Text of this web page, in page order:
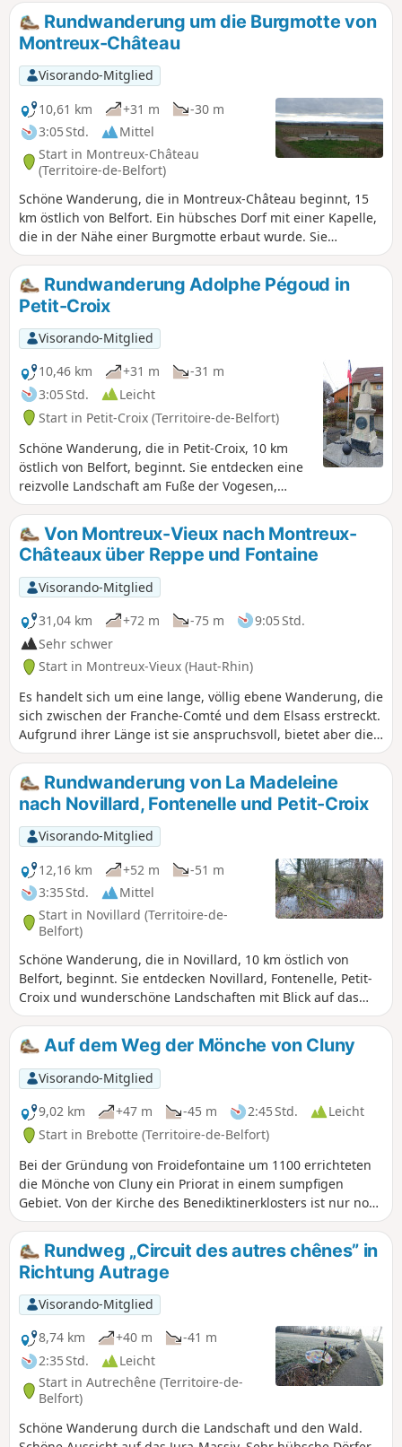
Rundwanderung um die Burgmotte von
Montreux-Château
Visorando-Mitglied
10,61 km
+31 m
-30 m
3:05 Std.
Mittel
Start in Montreux-Château
(Territoire-de-Belfort)
Schöne Wanderung, die in Montreux-Château beginnt, 15
km östlich von Belfort. Ein hübsches Dorf mit einer Kapelle,
die in der Nähe einer Burgmotte erbaut wurde. Sie
entdecken eine ländliche Landschaft mit Blick auf den
Schweizer Jura. Die Wanderung führt an der Stelle vorbei,
an der Adolphe Pégoud, ein Fliegerass, 1915 abgeschossen
wurde. Diese Wanderung ist markiert.
Rundwanderung Adolphe Pégoud in
Petit-Croix
Visorando-Mitglied
10,46 km
+31 m
-31 m
3:05 Std.
Leicht
Start in Petit-Croix (Territoire-de-Belfort)
Schöne Wanderung, die in Petit-Croix, 10 km
östlich von Belfort, beginnt. Sie entdecken eine
reizvolle Landschaft am Fuße der Vogesen,
vorbei an den Dörfern Cunelières und
Foussemagne. Die Wanderung führt an der
Stelle vorbei, an der Adolphe Pégoud, ein
Fliegerass, 1915 abgeschossen wurde. Im
Zentrum des Dorfes sehen Sie auch das ihm
gewidmete Denkmal. Die Wanderung ist
ausgeschildert.
Von Montreux-Vieux nach Montreux-
Châteaux über Reppe und Fontaine
Visorando-Mitglied
31,04 km
+72 m -75 m
9:05 Std.
Sehr schwer
Start in Montreux-Vieux (Haut-Rhin)
Es handelt sich um eine lange, völlig ebene Wanderung, die
sich zwischen der Franche-Comté und dem Elsass erstreckt.
Aufgrund ihrer Länge ist sie anspruchsvoll, bietet aber die
Möglichkeit, viele Sehenswürdigkeiten zu entdecken, wie
die Teiche von La Marnière und Belle Île, die Kapelle Notre-
Dame de Bellefontaine, die Linde von Turenne, die Kirche
von Petit-Croix und schließlich die Kapelle Sainte-Catherine
sowie den Burghügel von Montreux-Château. Die gesamte
Wanderung führt abwechselnd durch Wald, Dörfer und die
Landschaft.
Rundwanderung von La Madeleine
nach Novillard, Fontenelle und Petit-Croix
Visorando-Mitglied
12,16 km
+52 m
-51 m
3:35 Std.
Mittel
Start in Novillard (Territoire-de-
Belfort)
Schöne Wanderung, die in Novillard, 10 km östlich von
Belfort, beginnt. Sie entdecken Novillard, Fontenelle, Petit-
Croix und wunderschöne Landschaften mit Blick auf das
Schweizer Jura und die Vogesen. Sie wandern am Ufer der
Madeleine entlang, inmitten des Unterholzes. Die
Wanderung führt an der Stelle vorbei, an der Adolphe
Pégoud, ein Fliegerass, 1915 abgeschossen wurde. Diese
Wanderung ist ausgeschildert.
Auf dem Weg der Mönche von Cluny
Visorando-Mitglied
9,02 km
+47 m -45 m 2:45 Std.
Leicht
Start in Brebotte (Territoire-de-Belfort)
Bei der Gründung von Froidefontaine um 1100 errichteten
die Mönche von Cluny ein Priorat in einem sumpfigen
Gebiet. Von der Kirche des Benediktinerklosters ist nur noch
die romanische Apsis aus dem 12. Jahrhundert erhalten.
Auf dem Gesims sind drei menschliche Köpfe zu sehen. Die
Grabsteine zu beiden Seiten des Portals stammen aus dem
Jahr 1750. Das Pfarrhaus direkt neben der Kirche ist
aufgrund seiner Größe bemerkenswert.
Rundweg „Circuit des autres chênes” in
Richtung Autrage
Visorando-Mitglied
8,74 km
+40 m
-41 m
2:35 Std.
Leicht
Start in Autrechêne (Territoire-de-
Belfort)
Schöne Wanderung durch die Landschaft und den Wald.